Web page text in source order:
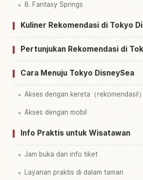
8. Fantasy Springs
Kuliner Rekomendasi di Tokyo
Pertunjukan Rekomendasi di
Cara Menuju Tokyo DisneySea
Akses dengan kereta（rekomendasi!）
Akses dengan mobil
Info Praktis untuk Wisatawan
Jam buka dan info tiket
Layanan praktis di dalam taman